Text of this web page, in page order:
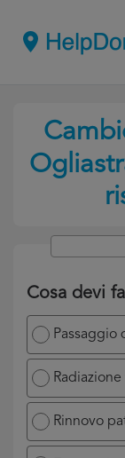
Cosa devi
Passaggio
Rinnovo